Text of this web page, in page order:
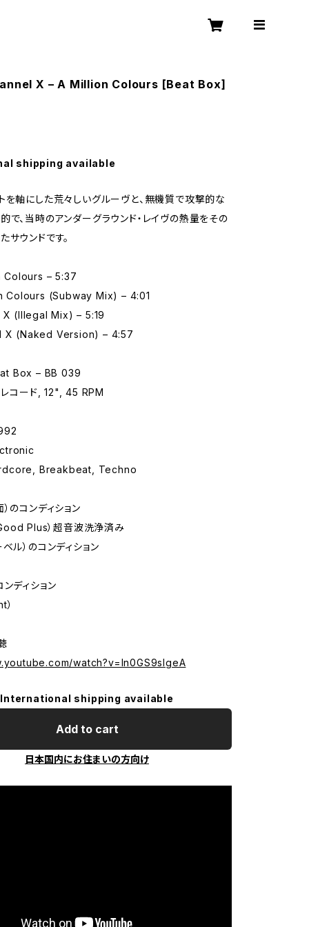
X – A Million Colours [Beat Box]
shipping available
を軸にした荒々しいグルーヴと、無機質で攻撃的な
で、当時のアンダーグラウンド・レイヴの熱量をその
サウンドです。
Colours – 5:37
Colours (Subway Mix) – 4:01
X (Illegal Mix) – 5:19
X (Naked Version) – 4:57
Box – BB 039
レコード, 12", 45 RPM
Breakbeat, Techno
のコンディション
Plus）超音波洗浄済み
ル）のコンディション
ンディション
watch?v=ln0GS9sIgeA
International shipping available
Add to cart
日本国内にお住まいの方向け